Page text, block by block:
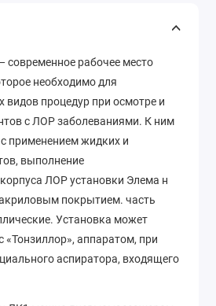
современное рабочее место
необходимо для
видов процедур при осмотре и
с ЛОР заболеваниями. К ним
с применением жидких и
выполнение
ЛОРустановки Элема н
покрытием. часть
Установка может
«Тонзиллор», аппаратом, при
аспиратора, входящего